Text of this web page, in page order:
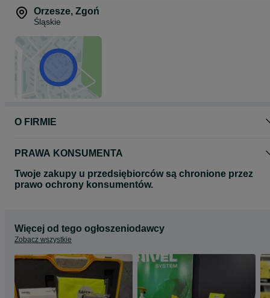
Orzesze, Zgoń
Śląskie
O FIRMIE
PRAWA KONSUMENTA
Twoje zakupy u przedsiębiorców są chronione przez
prawo ochrony konsumentów.
Więcej od tego ogłoszeniodawcy
Zobacz wszystkie